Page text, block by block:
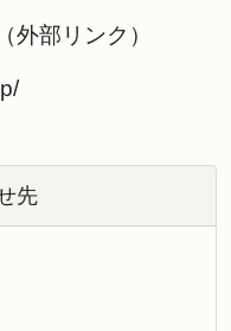
外部リンク）
先